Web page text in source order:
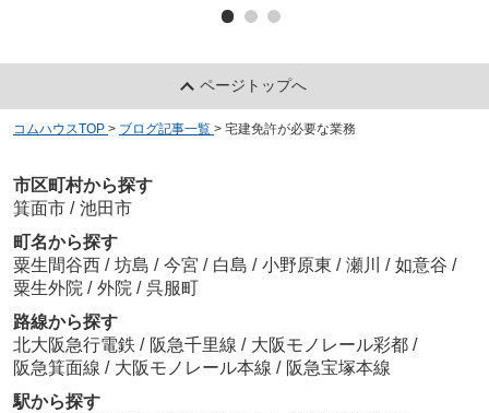
ページトップへ
コムハウスTOP > ブログ記事一覧 > 宅建免許が必要な業務
市区町村から探す
箕面市 / 池田市
町名から探す
粟生間谷西 / 坊島 / 今宮 / 白島 / 小野原東 / 瀬川 / 如意谷 /
粟生外院 / 外院 / 呉服町
路線から探す
北大阪急行電鉄 / 阪急千里線 / 大阪モノレール彩都 /
阪急箕面線 / 大阪モノレール本線 / 阪急宝塚本線
駅から探す